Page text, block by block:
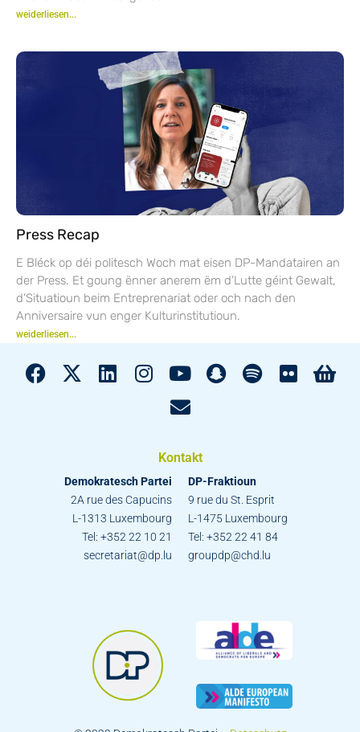
weiderliesen...
Press Recap
E Bléck op déi politesch Woch mat eisen DP-Mandatairen an
der Press. Et goung ënner anerem ëm d’Lutte géint Gewalt,
d’Situatioun beim Entreprenariat oder och nach den
Anniversaire vun enger Kulturinstitutioun.
weiderliesen...
Kontakt
Demokratesch Partei
2A rue des Capucins
L-1313 Luxembourg
Tel: +352 22 10 21
secretariat@dp.lu
DP-Fraktioun
9 rue du St. Esprit
L-1475 Luxembourg
Tel: +352 22 41 84
groupdp@chd.lu